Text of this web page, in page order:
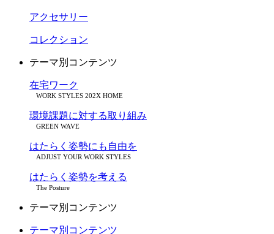
アクセサリー
コレクション
テーマ別コンテンツ
在宅ワーク
WORK STYLES 202X HOME
環境課題に対する取り組み
GREEN WAVE
はたらく姿勢にも自由を
ADJUST YOUR WORK STYLES
はたらく姿勢を考える
The Posture
テーマ別コンテンツ
テーマ別コンテンツ